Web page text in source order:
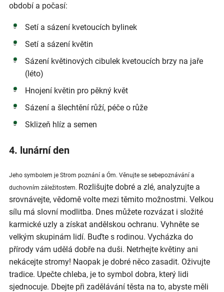
období a počasí:
Setí a sázení kvetoucích bylinek
Setí a sázení květin
Sázení květinových cibulek kvetoucích brzy na jaře
(léto)
Hnojení květin pro pěkný květ
Sázení a šlechtění růží, péče o růže
Sklizeň hlíz a semen
4. lunární den
Jeho symbolem je Strom poznání a Óm. Věnujte se sebepoznávání a
duchovním záležitostem. Rozlišujte dobré a zlé, analyzujte a
srovnávejte, vědomě volte mezi těmito možnostmi. Velkou
sílu má slovní modlitba. Dnes můžete rozvázat i složité
karmické uzly a získat andělskou ochranu. Vyhněte se
velkým skupinám lidí. Buďte s rodinou. Vycházka do
přírody vám udělá dobře na duši. Netrhejte květiny ani
nekácejte stromy! Naopak je dobré něco zasadit. Oživujte
tradice. Upečte chleba, je to symbol dobra, který lidi
sjednocuje. Dbejte při zadělávání těsta na to, abyste měli